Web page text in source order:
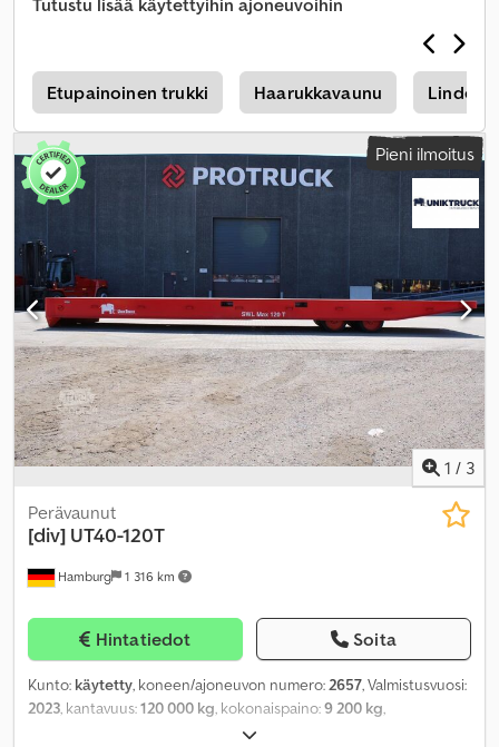
Tutustu lisää käytettyihin ajoneuvoihin
Etupainoinen trukki Haarukkavaunu Linde
Pieni ilmoitus
1 / 3
Hamburg 1 316 km
Perävaunut
[div] UT40-120T
Hintatiedot Soita
Kunto: käytetty, koneen/ajoneuvon numero:2657, Valmistusvuosi:
2023, kantavuus:120 000 kg, kokonaispaino:9 200 kg,